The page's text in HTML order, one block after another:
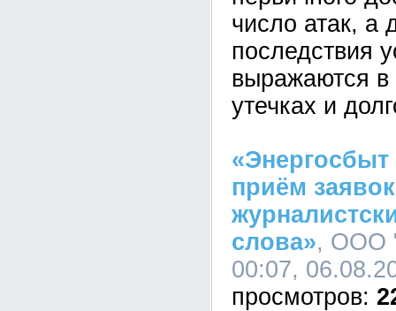
число атак, а
последствия
выражаются в
утечках и
приём
слова», ООО
00:07,